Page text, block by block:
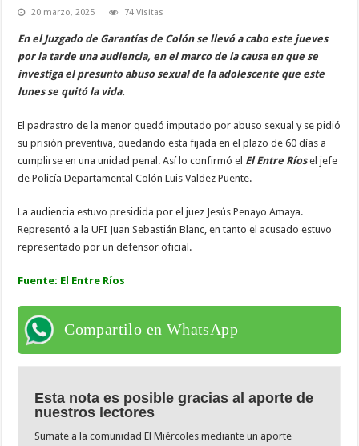
20 marzo, 2025 74 Visitas
En el Juzgado de Garantías de Colón se llevó a cabo este jueves
por la tarde una audiencia, en el marco de la causa en que se
investiga el presunto abuso sexual de la adolescente que este
lunes se quitó la vida.
El padrastro de la menor quedó imputado por abuso sexual y se pidió
su prisión preventiva, quedando esta fijada en el plazo de 60 días a
cumplirse en una unidad penal. Así lo confirmó el El Entre Ríosel jefe
de Policía Departamental Colón Luis Valdez Puente.
La audiencia estuvo presidida por el juez Jesús Penayo Amaya.
Representó a la UFI Juan Sebastián Blanc, en tanto el acusado estuvo
representado por un defensor oficial.
Fuente: El Entre Ríos
Compartilo en WhatsApp
Esta nota es posible gracias al aporte de
nuestros lectores
Sumate a la comunidad El Miércoles mediante un aporte